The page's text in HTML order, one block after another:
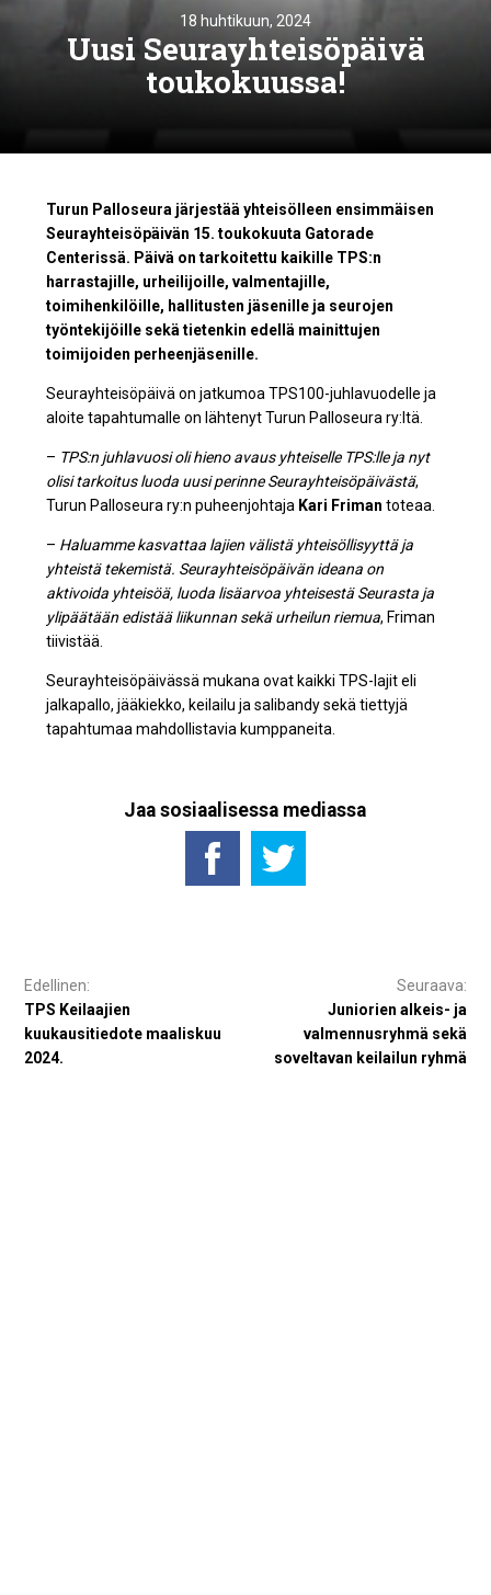
18 huhtikuun, 2024
Uusi Seurayhteisöpäivä
toukokuussa!
Turun Palloseura järjestää yhteisölleen ensimmäisen
Seurayhteisöpäivän 15. toukokuuta Gatorade
Centerissä. Päivä on tarkoitettu kaikille TPS:n
harrastajille, urheilijoille, valmentajille,
toimihenkilöille, hallitusten jäsenille ja seurojen
työntekijöille sekä tietenkin edellä mainittujen
toimijoiden perheenjäsenille.
Seurayhteisöpäivä on jatkumoa TPS100-juhlavuodelle ja
aloite tapahtumalle on lähtenyt Turun Palloseura ry:ltä.
– TPS:n juhlavuosi oli hieno avaus yhteiselle TPS:lle ja nyt
olisi tarkoitus luoda uusi perinne Seurayhteisöpäivästä,
Turun Palloseura ry:n puheenjohtaja Kari Friman toteaa.
– Haluamme kasvattaa lajien välistä yhteisöllisyyttä ja
yhteistä tekemistä. Seurayhteisöpäivän ideana on
aktivoida yhteisöä, luoda lisäarvoa yhteisestä Seurasta ja
ylipäätään edistää liikunnan sekä urheilun riemua, Friman
tiivistää.
Seurayhteisöpäivässä mukana ovat kaikki TPS-lajit eli
jalkapallo, jääkiekko, keilailu ja salibandy sekä tiettyjä
tapahtumaa mahdollistavia kumppaneita.
Jaa sosiaalisessa mediassa
Artikkelien
selaus
TPS Keilaajien
kuukausitiedote maaliskuu
2024.
Juniorien alkeis- ja
valmennusryhmä sekä
soveltavan keilailun ryhmä